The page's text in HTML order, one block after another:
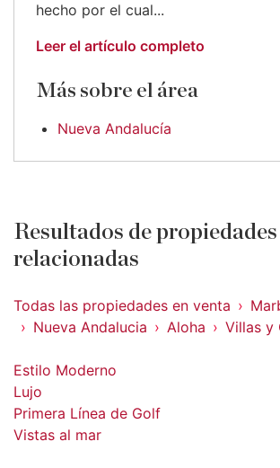
hecho por el cual...
Leer el artículo completo
Más sobre el área
Nueva Andalucía
Resultados de propiedades
relacionadas
Todas las propiedades en venta
Nueva Andalucia
Aloha Villas y
Estilo Moderno
Lujo
Primera Línea de Golf
Vistas al mar